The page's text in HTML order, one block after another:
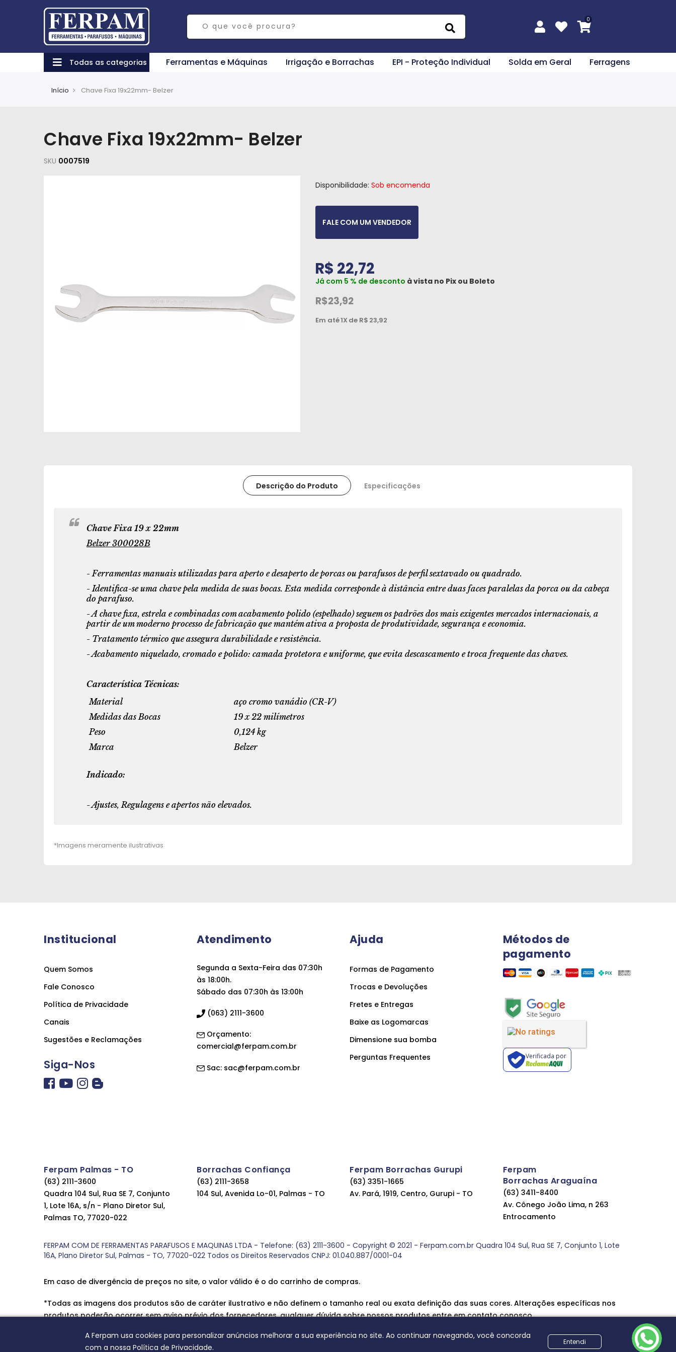
A Ferpam usa cookies para personalizar anúncios melhorar a sua experiência no site. Ao continuar navegando, você concorda
com a nossa Política de Privacidade.
Entendi
Todas as categorias Ferramentas e Máquinas Irrigação e Borrachas EPI - Proteção Individual Solda em Geral Ferragens
Início Chave Fixa 19x22mm- Belzer
Chave Fixa 19x22mm- Belzer
SKU 0007519
Disponibilidade: Sob encomenda
FALE COM UM VENDEDOR
R$ 22,72
Já com 5 % de desconto à vista no Pix ou Boleto
R$23,92
Em até1X de R$ 23,92
Descrição do Produto Especificações
Chave Fixa 19 x 22mm
Belzer 300028B
- Ferramentas manuais utilizadas para aperto e desaperto de porcas ou parafusos de perfil sextavado ou quadrado.
- Identifica-se uma chave pela medida de suas bocas. Esta medida corresponde à distância entre duas faces paralelas da porca ou da cabeça
do parafuso.
- A chave fixa, estrela e combinadas com acabamento polido (espelhado) seguem os padrões dos mais exigentes mercados internacionais, a
partir de um moderno processo de fabricação que mantém ativa a proposta de produtividade, segurança e economia.
- Tratamento térmico que assegura durabilidade e resistência.
- Acabamento niquelado, cromado e polido: camada protetora e uniforme, que evita descascamento e troca frequente das chaves.
Característica Técnicas:
Material
aço cromo vanádio (CR-V)
Medidas das Bocas
19 x 22 milímetros
Peso
0,124 kg
Marca
Belzer
Indicado:
- Ajustes, Regulagens e apertos não elevados.
Institucional
Quem Somos
Fale Conosco
Política de Privacidade
Canais
Sugestões e Reclamações
Siga-Nos
Atendimento
Segunda a Sexta-Feira das 07:30h
às 18:00h.
Sábado das 07:30h às 13:00h
(063) 2111-3600
Orçamento:
comercial@ferpam.com.br
Sac: sac@ferpam.com.br
Ajuda
Formas de Pagamento
Trocas e Devoluções
Fretes e Entregas
Baixe as Logomarcas
Dimensione sua bomba
Perguntas Frequentes
Métodos de
pagamento
Verificada por
Ferpam Palmas - TO
(63) 2111-3600
Quadra 104 Sul, Rua SE 7, Conjunto
1, Lote 16A, s/n - Plano Diretor Sul,
Palmas TO, 77020-022
Borrachas Confiança
(63) 2111-3658
104 Sul, Avenida Lo-01, Palmas - TO
Ferpam Borrachas Gurupi
(63) 3351-1665
Av. Pará, 1919, Centro, Gurupi - TO
Ferpam
Borrachas Araguaína
(63) 3411-8400
Av. Cônego João Lima, n 263
Entrocamento
FERPAM COM DE FERRAMENTAS PARAFUSOS E MAQUINAS LTDA - Telefone: (63) 2111-3600 - Copyright © 2021 - Ferpam.com.br Quadra 104 Sul, Rua SE 7, Conjunto 1, Lote
16A, Plano Diretor Sul, Palmas - TO, 77020-022 Todos os Direitos Reservados CNPJ: 01.040.887/0001-04
Em caso de divergência de preços no site, o valor válido é o do carrinho de compras.
*Todas as imagens dos produtos são de caráter ilustrativo e não definem o tamanho real ou exata definição das suas cores. Alterações específicas nos
produtos poderão ocorrer sem aviso prévio dos fornecedores, qualquer dúvida sobre nossos produtos entre em contato conosco.